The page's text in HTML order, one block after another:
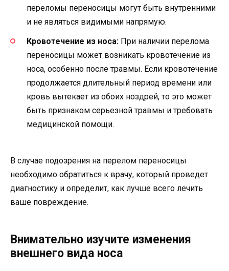
переломы переносицы могут быть внутренними
и не являться видимыми напрямую.
Кровотечение из носа: При наличии перелома
переносицы может возникать кровотечение из
носа, особенно после травмы. Если кровотечение
продолжается длительный период времени или
кровь вытекает из обоих ноздрей, то это может
быть признаком серьезной травмы и требовать
медицинской помощи.
В случае подозрения на перелом переносицы
необходимо обратиться к врачу, который проведет
диагностику и определит, как лучше всего лечить
ваше повреждение.
Внимательно изучите изменения
внешнего вида носа